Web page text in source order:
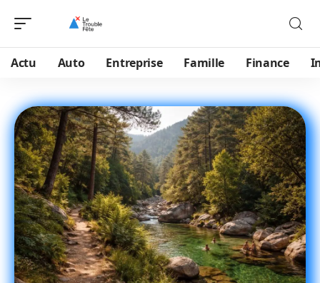
Actu Auto Entreprise Famille Finance